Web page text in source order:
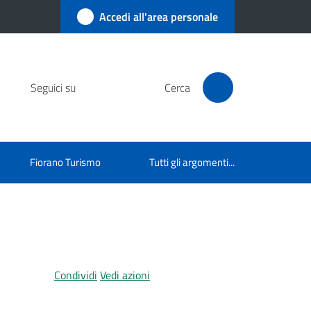
Accedi all'area personale
Seguici su Cerca
Fiorano Turismo Tutti gli argomenti...
Condividi Vedi azioni